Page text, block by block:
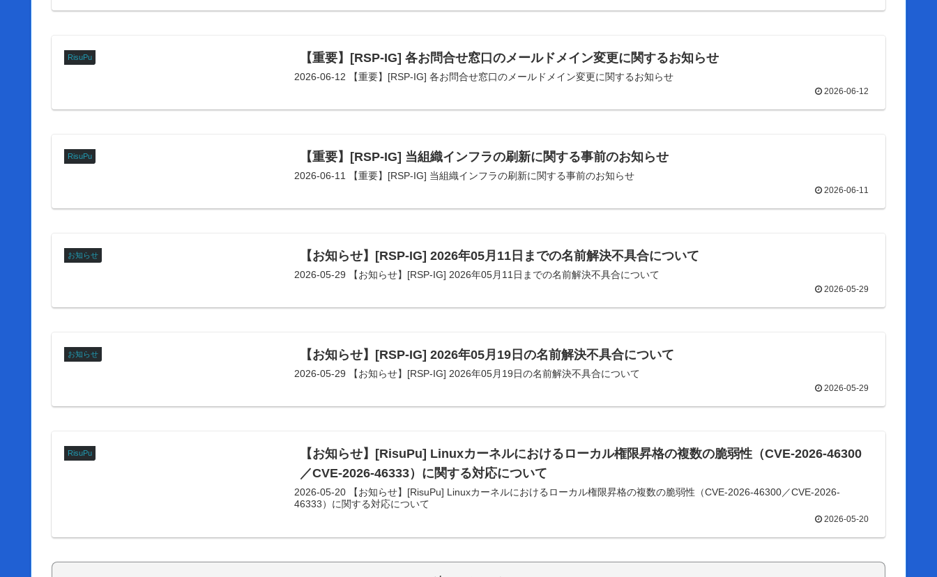
RisuPu 【重要】[RSP-IG] 各お問合せ窓口のメールドメイン変更に関するお知らせ
2026-06-12 【重要】[RSP-IG] 各お問合せ窓口のメールドメイン変更に関するお知らせ
2026-06-12
RisuPu 【重要】[RSP-IG] 当組織インフラの刷新に関する事前のお知らせ
2026-06-11 【重要】[RSP-IG] 当組織インフラの刷新に関する事前のお知らせ
2026-06-11
お知らせ 【お知らせ】[RSP-IG] 2026年05月11日までの名前解決不具合について
2026-05-29 【お知らせ】[RSP-IG] 2026年05月11日までの名前解決不具合について
2026-05-29
お知らせ 【お知らせ】[RSP-IG] 2026年05月19日の名前解決不具合について
2026-05-29 【お知らせ】[RSP-IG] 2026年05月19日の名前解決不具合について
2026-05-29
RisuPu
【お知らせ】[RisuPu] Linuxカーネルにおけるローカル権限昇格の複数の脆弱性（CVE-2026-46300
／CVE-2026-46333）に関する対応について
2026-05-20 【お知らせ】[RisuPu] Linuxカーネルにおけるローカル権限昇格の複数の脆弱性（CVE-2026-46300／CVE-2026-
46333）に関する対応について
2026-05-20